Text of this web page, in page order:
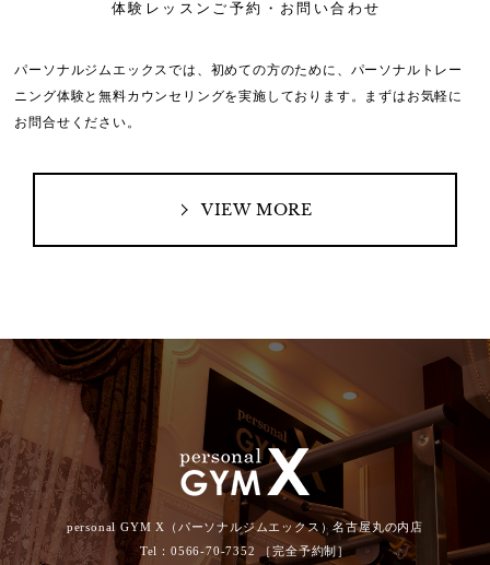
体験レッスンご予約・お問い合わせ
パーソナルジムエックスでは、初めての方のために、 パーソナルトレー
ニング体験と無料カウンセリングを実施しております。
まずはお気軽に
お問合せください。
VIEW MORE
personal GYM X（パーソナルジムエックス）名古屋丸の内店
Tel：0566-70-7352 ［完全予約制］